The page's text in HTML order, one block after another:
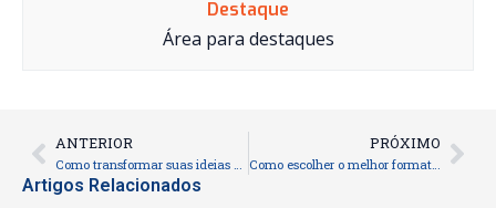
Destaque
Área para destaques
Prev
ANTERIOR
Como transformar suas ideias em um livro: primeiros passos para novos autores
PRÓXIMO
Como escolher o melhor formato e papel para seu livro
Artigos Relacionados